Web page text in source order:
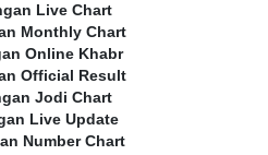
Live Chart
Monthly Chart
Online Khabr
Official Result
Jodi Chart
Live Update
Number Chart